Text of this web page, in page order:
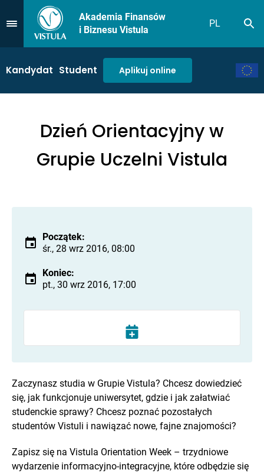
Przejdź do Menu
Akademia Finansów
i Biznesu Vistula
PL
Kandydat Student Aplikuj online
Dzień Orientacyjny w
Grupie Uczelni Vistula
Początek:
śr., 28 wrz 2016, 08:00
Koniec:
pt., 30 wrz 2016, 17:00
Zaczynasz studia w Grupie Vistula? Chcesz dowiedzieć
się, jak funkcjonuje uniwersytet, gdzie i jak załatwiać
studenckie sprawy? Chcesz poznać pozostałych
studentów Vistuli i nawiązać nowe, fajne znajomości?
Zapisz się na Vistula Orientation Week – trzydniowe
wydarzenie informacyjno-integracyjne, które odbędzie się